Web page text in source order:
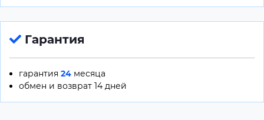
Гарантия
гарантия 24 месяца
обмен и возврат 14 дней